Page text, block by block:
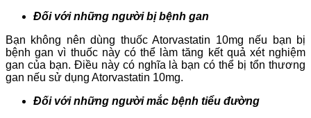
Đối với những người bị bệnh gan
Bạn không nên dùng thuốc Atorvastatin 10mg nếu bạn bị
bệnh gan vì thuốc này có thể làm tăng kết quả xét nghiệm
gan của bạn. Điều này có nghĩa là bạn có thể bị tổn thương
gan nếu sử dụng Atorvastatin 10mg.
Đối với những người mắc bệnh tiểu đường